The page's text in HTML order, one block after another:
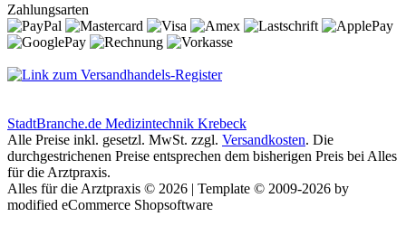
Zahlungsarten
StadtBranche.de Medizintechnik Krebeck
Alle Preise inkl. gesetzl. MwSt. zzgl. Versandkosten. Die
durchgestrichenen Preise entsprechen dem bisherigen Preis bei Alles
für die Arztpraxis.
Alles für die Arztpraxis © 2026 | Template © 2009-2026 by
modified eCommerce Shopsoftware